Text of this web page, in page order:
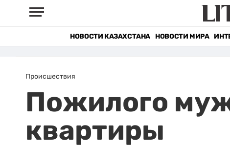
НОВОСТИ КАЗАХСТАНА НОВОСТИ МИРА
Происшествия
Пожилого
квартиры